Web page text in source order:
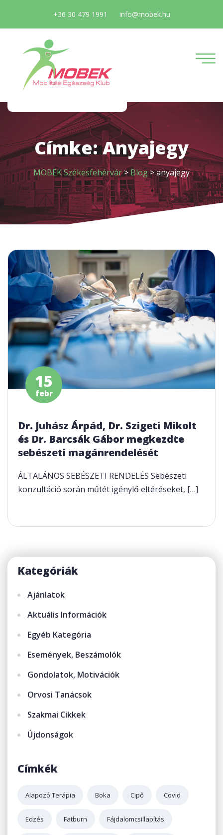
+36 30 479 1991 info@mobek.hu
Címke:Anyajegy
MOBEK Székesfehérvár> Blog>anyajegy
15
febr
Dr. Juhász Árpád, Dr. Szigeti Mikolt
és Dr. Barcsák Gábor megkezdte
sebészeti magánrendelését
ÁLTALÁNOS SEBÉSZETI RENDELÉS Sebészeti
konzultáció során műtét igénylő eltéréseket, […]
Kategóriák
Ajánlatok
Aktuális Információk
Egyéb Kategória
Események, Beszámolók
Gondolatok, Motivációk
Orvosi Tanácsok
Szakmai Cikkek
Újdonságok
Címkék
Alapozó Terápia Boka Cipő Covid
Edzés Fatburn Fájdalomcsillapítás